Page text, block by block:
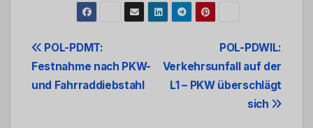
Beitrags-
Navigation
POL-PDWIL:
Verkehrsunfall auf der
L1 – PKW überschlägt
sich
POL-PDMT:
Festnahme nach PKW-
und Fahrraddiebstahl